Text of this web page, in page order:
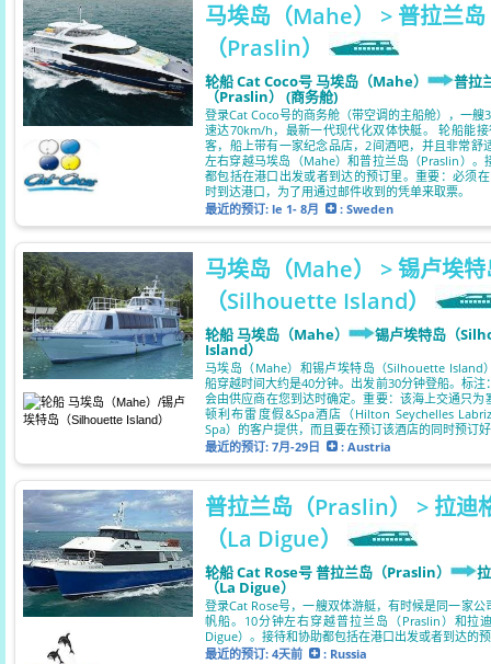
马埃岛（Mahe） > 普拉兰岛
（Praslin）
轮船 Cat Coco号 马埃岛（Mahe） 普拉
（Praslin） (商务舱)
登录Cat Coco号的商务舱（带空调的主船舱），一艘
速达70km/h，最新一代现代化双体快艇。 轮船能
客，船上带有一家纪念品店，2间酒吧，并且非常舒
左右穿越马埃岛（Mahe）和普拉兰岛（Praslin）。
都包括在港口出发或者到达的预订里。重要：必须
时到达港口，为了用通过邮件收到的凭单来取票。
最近的预订: le 1- 8月 : Sweden
马埃岛（Mahe） > 锡卢埃特
（Silhouette Island）
轮船 马埃岛（Mahe） 锡卢埃特岛（
Island）
马埃岛（Mahe）和锡卢埃特岛（Silhouette Island
船穿越时间大约是40分钟。出发前30分钟登船。标注
会由供应商在您到达时确定。重要：该海上交通只为
顿利布雷度假&Spa酒店（Hilton Seychelles
Spa）的客户提供，而且要在预订该酒店的同时预订
最近的预订: 7月-29日 : Austria
普拉兰岛（Praslin） > 拉迪
（La Digue）
轮船 Cat Rose号 普拉兰岛（Praslin）
（La Digue）
登录Cat Rose号，一艘双体游艇，有时候是同一家公
帆船。10分钟左右穿越普拉兰岛（Praslin）和拉
Digue）。接待和协助都包括在港口出发或者到达的
最近的预订: 4天前 : Russia